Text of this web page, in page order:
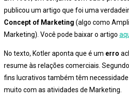
publicou um artigo que foi uma
Concept of Marketing (algo como
Marketing). Você pode baixar o artigo
No texto, Kotler aponta que é um erro
resume às relações comerciais.
fins lucrativos também têm
muito com as atividades de Marketing.